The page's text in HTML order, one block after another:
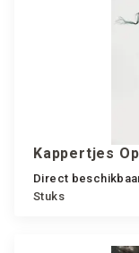
Kappertjes
Direct
Stuks